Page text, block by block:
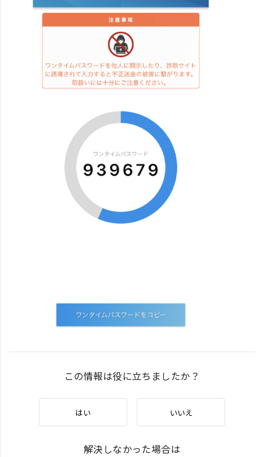
この情報は役に立ちましたか？
はい いいえ
解決しなかった場合は